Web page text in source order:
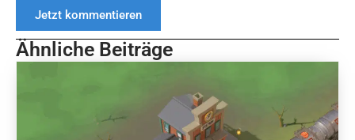
Jetzt kommentieren
Ähnliche Beiträge